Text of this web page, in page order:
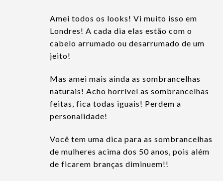
Amei todos os looks! Vi muito isso em
Londres! A cada dia elas estão com o
cabelo arrumado ou desarrumado de um
jeito!
Mas amei mais ainda as sombrancelhas
naturais! Acho horrível as sombrancelhas
feitas, fica todas iguais! Perdem a
personalidade!
Você tem uma dica para as sombrancelhas
de mulheres acima dos 50 anos, pois além
de ficarem branças diminuem!!